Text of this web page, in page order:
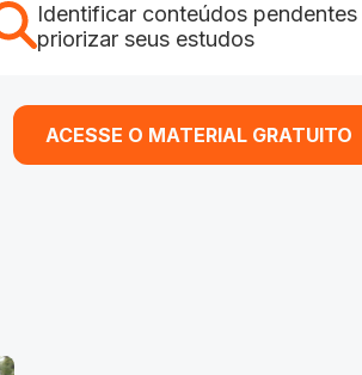
Identificar conteúdos pendentes
priorizar seus estudos
ACESSE O MATERIAL GRATUITO